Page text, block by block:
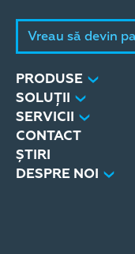
Vreau să devin
PRODUSE
SOLUȚII
SERVICII
CONTACT
ȘTIRI
DESPRE NOI